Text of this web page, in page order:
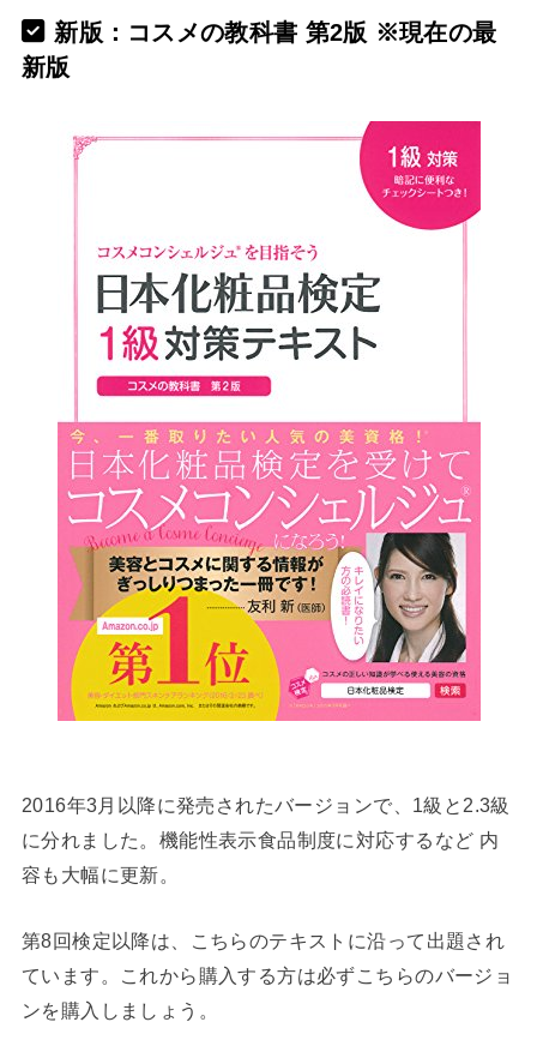
新版：コスメの教科書 第2版 ※現在の最
新版
2016年3月以降に発売されたバージョンで、1級と2.3級
に分れました。機能性表示食品制度に対応するなど 内
容も大幅に更新。
第8回検定以降は、こちらのテキストに沿って出題され
ています。これから購入する方は必ずこちらのバージョ
ンを購入しましょう。